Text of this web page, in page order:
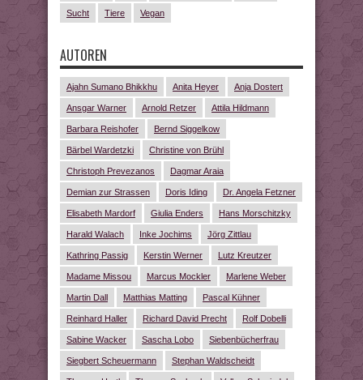
Sucht Tiere Vegan
AUTOREN
Ajahn Sumano Bhikkhu Anita Heyer Anja Dostert
Ansgar Warner Arnold Retzer Attila Hildmann
Barbara Reishofer Bernd Siggelkow
Bärbel Wardetzki Christine von Brühl
Christoph Prevezanos Dagmar Araia
Demian zur Strassen Doris Iding Dr. Angela Fetzner
Elisabeth Mardorf Giulia Enders Hans Morschitzky
Harald Walach Inke Jochims Jörg Zittlau
Kathring Passig Kerstin Werner Lutz Kreutzer
Madame Missou Marcus Mockler Marlene Weber
Martin Dall Matthias Matting Pascal Kühner
Reinhard Haller Richard David Precht Rolf Dobelli
Sabine Wacker Sascha Lobo Siebenbücherfrau
Siegbert Scheuermann Stephan Waldscheidt